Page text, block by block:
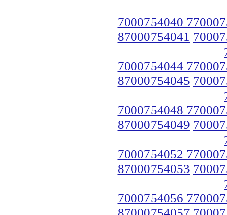
7000754040
87000754041
7000754044
87000754045
7000754048
87000754049
7000754052
87000754053
7000754056